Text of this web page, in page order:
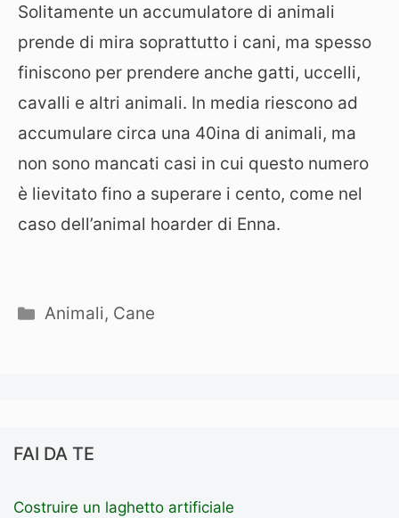
Solitamente un accumulatore di animali
prende di mira soprattutto i cani, ma spesso
finiscono per prendere anche gatti, uccelli,
cavalli e altri animali. In media riescono ad
accumulare circa una 40ina di animali, ma
non sono mancati casi in cui questo numero
è lievitato fino a superare i cento, come nel
caso dell’animal hoarder di Enna.
Categorie
Animali, Cane
FAI DA TE
Costruire un laghetto artificiale